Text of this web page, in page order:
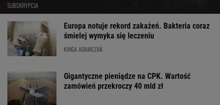
SUBSKRYPCJA
Europa notuje rekord zakażeń. Bakteria coraz
śmielej wymyka się leczeniu
KINGA ADAMCZAK
Gigantyczne pieniądze na CPK. Wartość
zamówień przekroczy 40 mld zł